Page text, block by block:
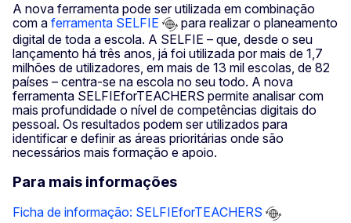
A nova ferramenta pode ser utilizada em combinação
com a ferramenta SELFIE
para realizar o planeamento
digital de toda a escola. A SELFIE – que, desde o seu
lançamento há três anos, já foi utilizada por mais de 1,7
milhões de utilizadores, em mais de 13 mil escolas, de 82
países – centra-se na escola no seu todo. A nova
ferramenta SELFIEforTEACHERS permite analisar com
mais profundidade o nível de competências digitais do
pessoal. Os resultados podem ser utilizados para
identificar e definir as áreas prioritárias onde são
necessários mais formação e apoio.
Para mais informações
Ficha de informação: SELFIEforTEACHERS